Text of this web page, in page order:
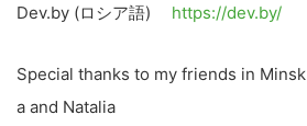
Dev.by (ロシア語) https://dev.by/
Special thanks to my friends in
a and Natalia